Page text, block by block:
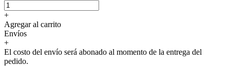
+
Agregar al carrito
Envíos
+
El costo del envío será abonado al momento de la entrega del
pedido.